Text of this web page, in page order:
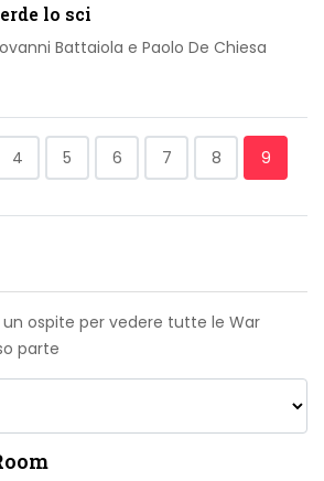
lo sci
Battaiola e Paolo De Chiesa
4 5 6 7 8 9
un ospite per vedere tutte le War
parte